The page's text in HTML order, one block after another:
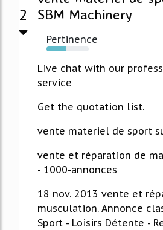
2
SBM Machinery
Pertinence
45%
Live chat with our
service
Get the quotation list.
vente materiel de sport
vente et réparation de
- 1000-annonces
18 nov. 2013 vente et
musculation. Annonce
Sport - Loisirs Détente -